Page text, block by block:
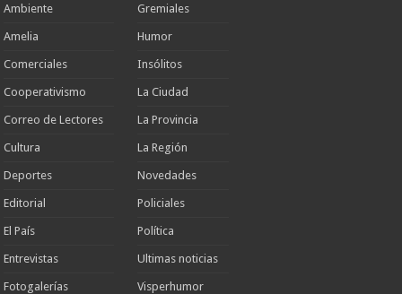
Ambiente
Amelia
Comerciales
Cooperativismo
Correo de Lectores
Cultura
Deportes
Editorial
El País
Entrevistas
Fotogalerías
Gremiales
Humor
Insólitos
La Ciudad
La Provincia
La Región
Novedades
Policiales
Política
Ultimas noticias
Visperhumor